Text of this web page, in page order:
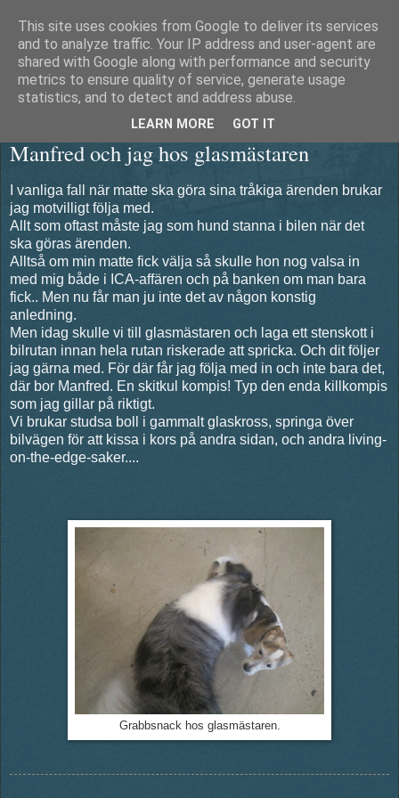
Äventyrshunden Diesel
Manfred och jag hos glasmästaren
I vanliga fall när matte ska göra sina tråkiga ärenden brukar
jag motvilligt följa med.
Allt som oftast måste jag som hund stanna i bilen när det
ska göras ärenden.
Alltså om min matte fick välja så skulle hon nog valsa in
med mig både i ICA-affären och på banken om man bara
fick.. Men nu får man ju inte det av någon konstig
anledning.
Men idag skulle vi till glasmästaren och laga ett stenskott i
bilrutan innan hela rutan riskerade att spricka. Och dit följer
jag gärna med. För där får jag följa med in och inte bara det,
där bor Manfred. En skitkul kompis! Typ den enda killkompis
som jag gillar på riktigt.
Vi brukar studsa boll i gammalt glaskross, springa över
bilvägen för att kissa i kors på andra sidan, och andra living-
on-the-edge-saker....
Grabbsnack hos glasmästaren.
This site uses cookies from Google to deliver its services
and to analyze traffic. Your IP address and user-agent are
shared with Google along with performance and security
metrics to ensure quality of service, generate usage
statistics, and to detect and address abuse.
LEARN MORE GOT IT